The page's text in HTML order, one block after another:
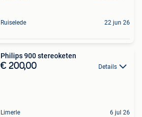
Ruiselede 22 jun 26
Philips 900 stereoketen
€ 200,00 Details
Limerle 6 jul 26